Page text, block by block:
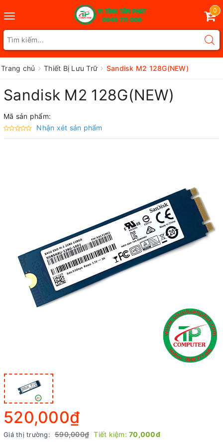
Toggle
navigation
0
Trang chủ Thiết Bị Lưu Trữ Sandisk M2 128G(NEW)
Sandisk M2 128G(NEW)
Mã sản phẩm:
Nhận xét sản phẩm
520,000₫
Giá thị trường: 590,000₫ Tiết kiệm: 70,000đ